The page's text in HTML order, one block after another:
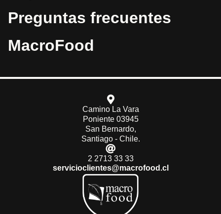
Preguntas frecuentes
MacroFood
Camino La Vara
Poniente 03945
San Bernardo,
Santiago - Chile.
2 2713 33 33
servicioclientes@macrofood.cl